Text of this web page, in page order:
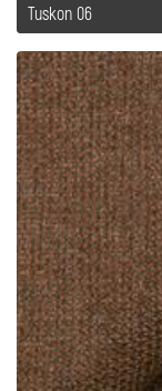
Tuskon 06